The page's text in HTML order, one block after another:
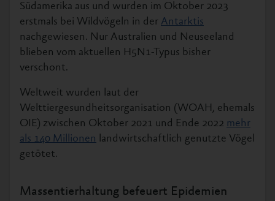
Südamerika aus und wurden im Oktober 2023
erstmals bei Wildvögeln in der Antarktis
nachgewiesen. Nur Australien und Neuseeland
blieben vom aktuellen H5N1-Typus bisher
verschont.
Weltweit wurden laut der
Welttiergesundheitsorganisation (WOAH, ehemals
OIE) zwischen Oktober 2021 und Ende 2022 mehr
als 140 Millionen landwirtschaftlich genutzte Vögel
getötet.
Massentierhaltung befeuert Epidemien